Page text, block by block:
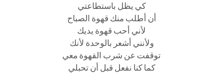
كي يظل باستطاعتي
أن أطلب منك قهوة الصباح
لأني أحب قهوة يديك
ولأنني أشعر بالوحدة لأنك
توقفت عن شرب القهوة معي
كما كنا نفعل قبل أن تحبلي